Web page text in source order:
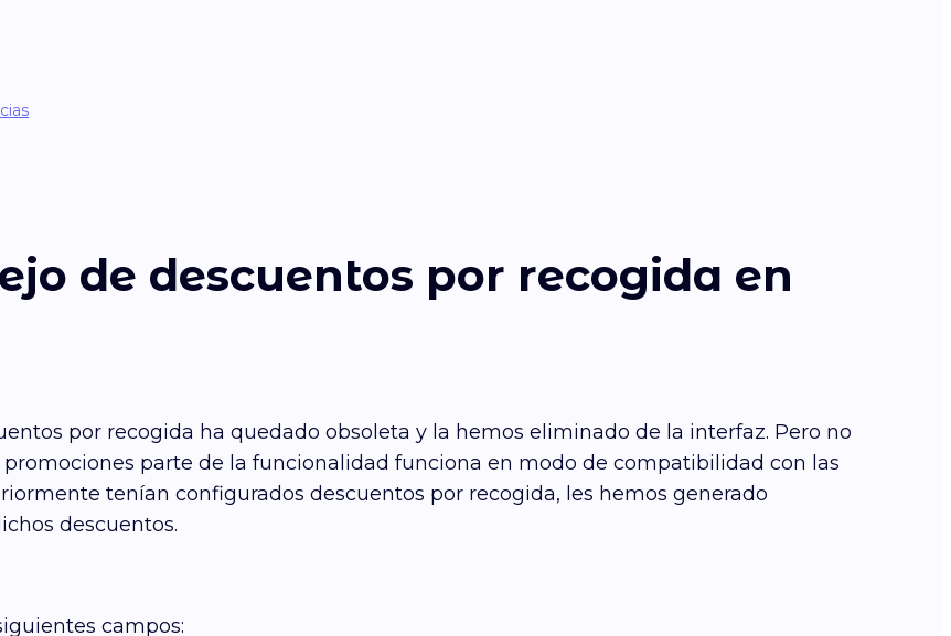
de descuentos por recogida en
por recogida ha quedado obsoleta y la hemos eliminado de la interfaz. Pero no
parte de la funcionalidad funciona en modo de compatibilidad con las
tenían configurados descuentos por recogida, les hemos generado
descuentos.
campos: